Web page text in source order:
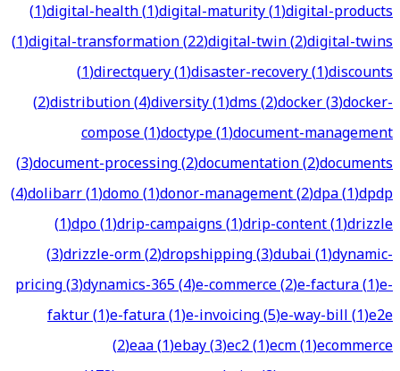
(1)digital-health(1)digital-maturity(1)digital-products
(1)digital-transformation(22)digital-twin(2)digital-twins
(1)directquery(1)disaster-recovery(1)discounts
(2)distribution(4)diversity(1)dms(2)docker(3)docker-
compose(1)doctype(1)document-management
(3)document-processing(2)documentation(2)documents
(4)dolibarr(1)domo(1)donor-management(2)dpa(1)dpdp
(1)dpo(1)drip-campaigns(1)drip-content(1)drizzle
(3)drizzle-orm(2)dropshipping(3)dubai(1)dynamic-
pricing(3)dynamics-365(4)e-commerce(2)e-factura(1)e-
faktur(1)e-fatura(1)e-invoicing(5)e-way-bill(1)e2e
(2)eaa(1)ebay(3)ec2(1)ecm(1)ecommerce